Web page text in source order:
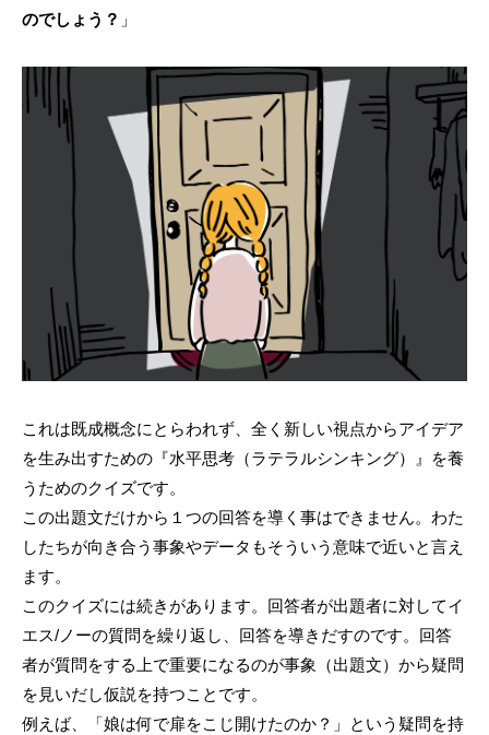
のでしょう？ 」
これは既成概念にとらわれず、全く新しい視点からアイデア
を生み出すための『水平思考（ラテラルシンキング）』を養
うためのクイズです。
この出題文だけから１つの回答を導く事はできません。わた
したちが向き合う事象やデータもそういう意味で近いと言え
ます。
このクイズには続きがあります。回答者が出題者に対してイ
エス/ノーの質問を繰り返し、回答を導きだすのです。回答
者が質問をする上で重要になるのが事象（出題文）から疑問
を見いだし仮説を持つことです。
例えば、「娘は何で扉をこじ開けたのか？」という疑問を持